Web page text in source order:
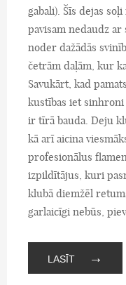
gabali). Šīs dejas
pavisam nedaudz
noder dažādās
četrām daļām, kur
Savukārt, kad
kustības iet
ir tīrā bauda. Deju
kā arī aicina
profesionālus
izpildītājus, kuri
klubā diemžēl
garlaicīgi nebūs,
LASĪT →